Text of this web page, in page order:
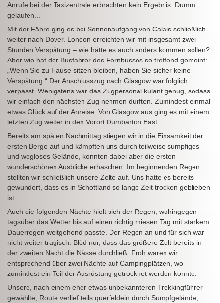
Anrufe bei der Taxizentrale erbrachten kein Ergebnis. Dumm
gelaufen...
Mit der Fähre ging es bei Sonnenaufgang von Calais schließlich
weiter nach Dover. London erreichten wir mit insgesamt zwei
Stunden Verspätung – wie hätte es auch anders kommen sollen?
Aber wie hat der Busfahrer des Fernbusses so treffend gemeint:
„Wenn Sie zu Hause sitzen bleiben, haben Sie sicher keine
Verspätung.“ Der Anschlusszug nach Glasgow war folglich
verpasst. Wenigstens war das Zugpersonal kulant genug, sodass
wir einfach den nächsten Zug nehmen durften. Zumindest einmal
etwas Glück auf der Anreise. Von Glasgow aus ging es mit einem
letzten Zug weiter in den Vorort Dumbarton East.
Bereits am späten Nachmittag stiegen wir in die Einsamkeit der
ersten Berge auf und kämpften uns durch teilweise sumpfiges
und wegloses Gelände, konnten dabei aber die ersten
wunderschönen Ausblicke erhaschen. Im beginnenden Regen
stellten wir schließlich unsere Zelte auf. Uns hatte es bereits
gewundert, dass es in Schottland so lange Zeit trocken geblieben
ist.
Auch die folgenden Nächte hielt sich der Regen, wohingegen
tagsüber das Wetter bis auf einen richtig miesen Tag mit starkem
Dauerregen weitgehend passte. Der Regen an und für sich war
nicht weiter tragisch. Blöd nur, dass das größere Zelt bereits in
der zweiten Nacht die Nässe durchließ. Froh waren wir
entsprechend über zwei Nächte auf Campingplätzen, wo
zumindest ein Teil der Ausrüstung getrocknet werden konnte.
Unsere, nach einem eher etwas unbekannteren Trekkingführer
gewählte, Route verlief teils querfeldein durch Sumpfgelände,